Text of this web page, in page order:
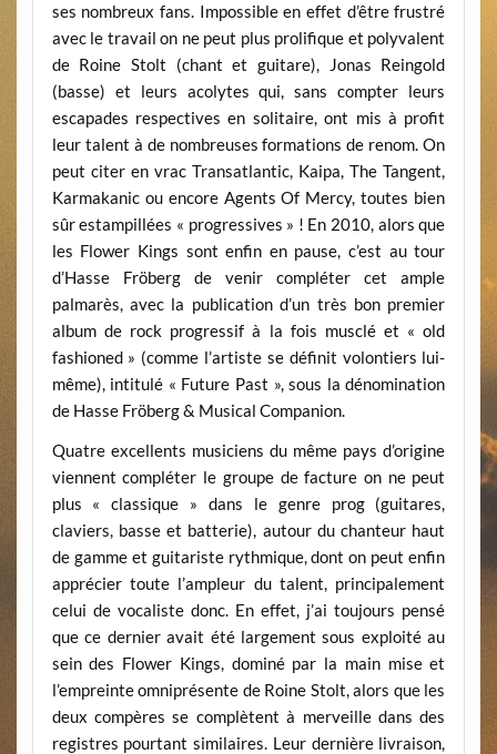
ses nombreux fans. Impossible en effet d’être frustré
avec le travail on ne peut plus prolifique et polyvalent
de Roine Stolt (chant et guitare), Jonas Reingold
(basse) et leurs acolytes qui, sans compter leurs
escapades respectives en solitaire, ont mis à profit
leur talent à de nombreuses formations de renom. On
peut citer en vrac Transatlantic, Kaipa, The Tangent,
Karmakanic ou encore Agents Of Mercy, toutes bien
sûr estampillées « progressives » ! En 2010, alors que
les Flower Kings sont enfin en pause, c’est au tour
d’Hasse Fröberg de venir compléter cet ample
palmarès, avec la publication d’un très bon premier
album de rock progressif à la fois musclé et « old
fashioned » (comme l’artiste se définit volontiers lui-
même), intitulé « Future Past », sous la dénomination
de Hasse Fröberg & Musical Companion.
Quatre excellents musiciens du même pays d’origine
viennent compléter le groupe de facture on ne peut
plus « classique » dans le genre prog (guitares,
claviers, basse et batterie), autour du chanteur haut
de gamme et guitariste rythmique, dont on peut enfin
apprécier toute l’ampleur du talent, principalement
celui de vocaliste donc. En effet, j’ai toujours pensé
que ce dernier avait été largement sous exploité au
sein des Flower Kings, dominé par la main mise et
l’empreinte omniprésente de Roine Stolt, alors que les
deux compères se complètent à merveille dans des
registres pourtant similaires. Leur dernière livraison,